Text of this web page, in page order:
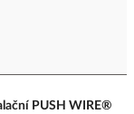
PUSH WIRE®